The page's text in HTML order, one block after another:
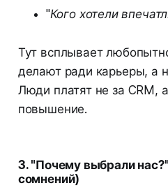
"Кого хотели
Тут всплывает
делают ради карьеры, а
Люди платят не за CRM,
повышение.
3. "Почему выбрали
сомнений)